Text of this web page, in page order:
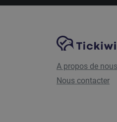
Navigation du
A propos de nous
Nous contacter